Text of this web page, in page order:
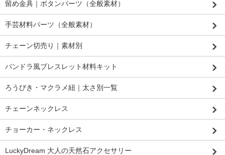
留め金具｜ボタンパーツ（全般素材）
手芸材料パーツ（全般素材）
チェーン切売り｜素材別
パンドラ風ブレスレット材料キット
ろうびき・マクラメ紐｜太さ別一覧
チェーンネックレス
チョーカー・ネックレス
LuckyDream 大人の天然石アクセサリー